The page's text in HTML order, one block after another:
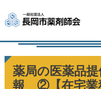
薬局の医薬品
報 ②【在宅業